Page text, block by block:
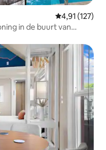
Gemiddelde
4,91 (127)
in de buurt van